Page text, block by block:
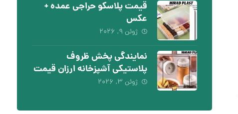
قیمت پلاسکو حراجی عمده +
عکس
ژوئن ۹, ۲۰۲۶
نمایندگی پخش ظروف
پلاستیکی آشپزخانه ارزان قیمت
ژوئن ۳, ۲۰۲۶